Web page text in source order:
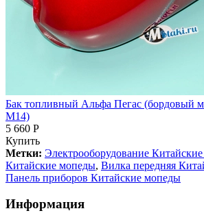
Бак топливный Альфа Пегас (бордовый
М14)
5 660 Р
Купить
Метки: Электрооборудование
Китайские мопеды, Вилка передняя
Панель приборов Китайские мопеды
Информация